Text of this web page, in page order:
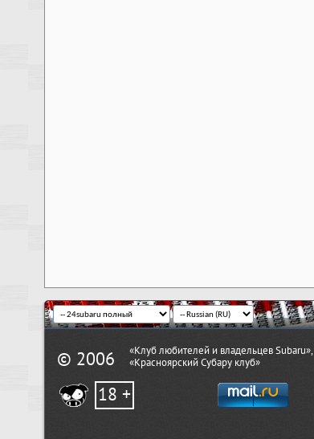
© 2006
«Клуб любителей и владельцев Subaru»,
«Красноярский Субару клуб»
18 +